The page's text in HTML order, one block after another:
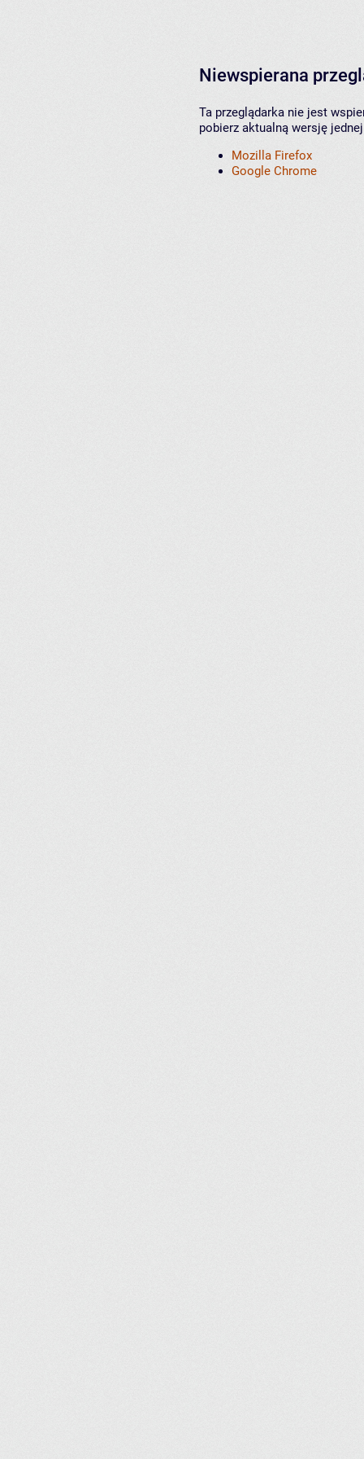
Niewspierana
Ta przeglądarka nie jest
pobierz aktualną wersję
Mozilla Firefox
Google Chrome